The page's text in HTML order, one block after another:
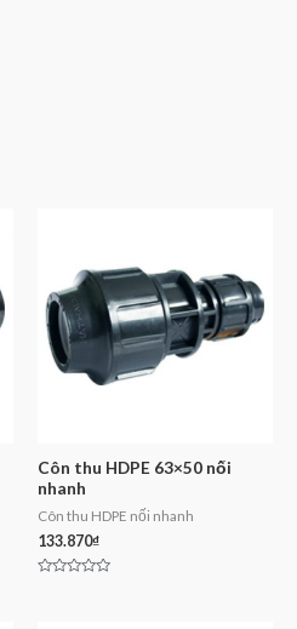
Côn thu HDPE 63×50 nối
nhanh
Côn thu HDPE nối nhanh
133.870₫